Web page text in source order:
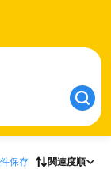
保存 関連度順